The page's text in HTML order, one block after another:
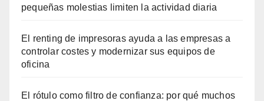
pequeñas molestias limiten la actividad diaria
El renting de impresoras ayuda a las empresas a
controlar costes y modernizar sus equipos de
oficina
El rótulo como filtro de confianza: por qué muchos